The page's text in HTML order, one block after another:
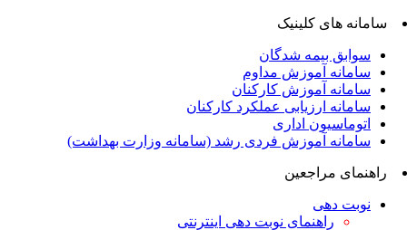
سامانه های کلینیک
سوابق بیمه شدگان
سامانه آموزش مداوم
سامانه آموزش کارکنان
سامانه ارزیابی عملکرد کارکنان
اتوماسیون اداری
سامانه آموزش فردی رشد (سامانه وزارت بهداشت)
راهنمای مراجعین
نوبت دهی
راهنمای نوبت دهی اینترنتی